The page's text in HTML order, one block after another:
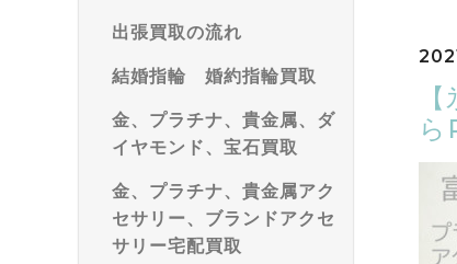
出張買取の流れ
結婚指輪 婚約指輪買取
金、プラチナ、貴金属、ダ
イヤモンド、宝石買取
金、プラチナ、貴金属アク
セサリー、ブランドアクセ
サリー宅配買取
ら